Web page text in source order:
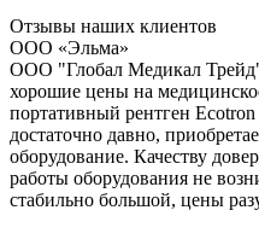
Отзывы наших клиентов
ООО «Эльма»
ООО "Глобал Медикал Трейд"
хорошие цены на
портативный рентген
достаточно давно,
оборудование. Качеству
работы оборудования не
стабильно большой, цены